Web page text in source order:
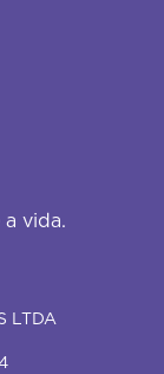
a vida.
LTDA